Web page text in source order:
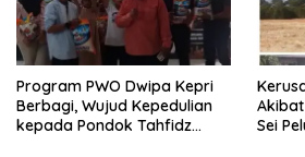
Program PWO Dwipa Kepri
Berbagi, Wujud Kepedulian
kepada Pondok Tahfidz
Sei